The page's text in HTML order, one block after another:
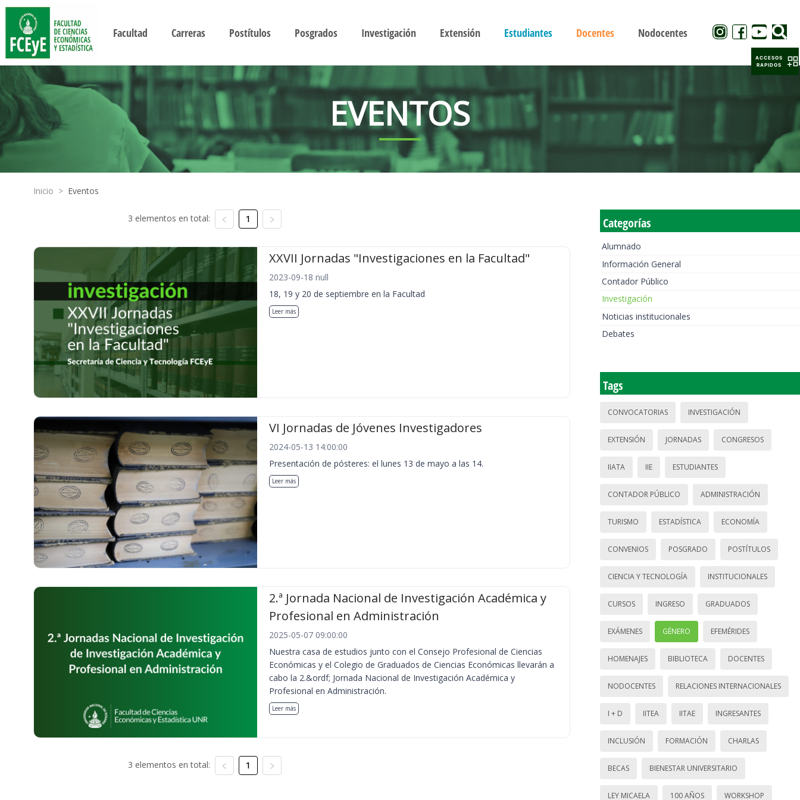
Facultad Carreras Postítulos Posgrados Investigación Extensión Estudiantes Docentes Nodocentes
EVENTOS
Inicio > Eventos
3 elementos en total: 1
XXVII Jornadas "Investigaciones en la Facultad"
2023-09-18 null
18, 19 y 20 de septiembre en la Facultad
Leer más
VI Jornadas de Jóvenes Investigadores
2024-05-13 14:00:00
Presentación de pósteres: el lunes 13 de mayo a las 14.
Leer más
2.ª Jornada Nacional de Investigación Académica y
Profesional en Administración
2025-05-07 09:00:00
Nuestra casa de estudios junto con el Consejo Profesional de Ciencias
Económicas y el Colegio de Graduados de Ciencias Económicas llevarán a
cabo la 2.&ordf; Jornada Nacional de Investigación Académica y
Profesional en Administración.
Leer más
3 elementos en total: 1
Categorías
Alumnado
Información General
Contador Público
Investigación
Noticias institucionales
Debates
Tags
CONVOCATORIAS INVESTIGACIÓN
EXTENSIÓN JORNADAS CONGRESOS
IIATA IIE ESTUDIANTES
CONTADOR PÚBLICO ADMINISTRACIÓN
TURISMO ESTADÍSTICA ECONOMÍA
CONVENIOS POSGRADO POSTÍTULOS
CIENCIA Y TECNOLOGÍA INSTITUCIONALES
CURSOS INGRESO GRADUADOS
EXÁMENES GÉNERO EFEMÉRIDES
HOMENAJES BIBLIOTECA DOCENTES
NODOCENTES RELACIONES INTERNACIONALES
I + D IITEA IITAE INGRESANTES
INCLUSIÓN FORMACIÓN CHARLAS
BECAS BIENESTAR UNIVERSITARIO
LEY MICAELA 100 AÑOS WORKSHOP
ACCESOS
RAPIDOS